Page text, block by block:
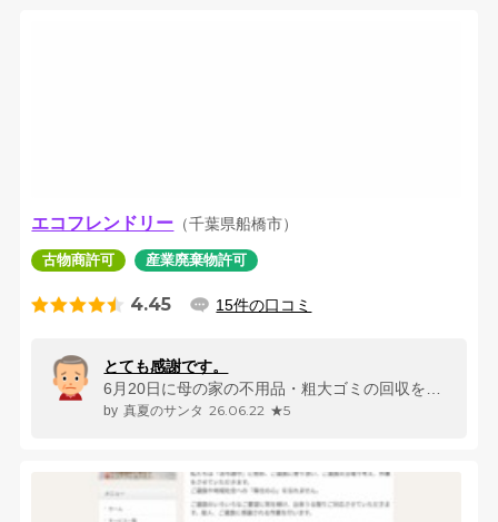
エコフレンドリー （千葉県船橋市）
古物商許可 産業廃棄物許可
4.45 15件の口コミ
とても感謝です。
6月20日に母の家の不用品・粗大ゴミの回収をお願いしました。 ネット...
真夏のサンタ 26.06.22 ★5